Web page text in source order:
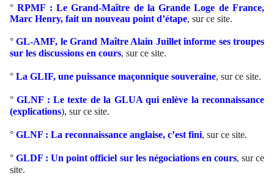
°RPMF : Le Grand-Maître de la Grande Loge de France,
Marc Henry, fait un nouveau point d’étape, sur ce site.
° GL-AMF, le Grand Maître Alain Juillet informe ses troupes
sur les discussions en cours, sur ce site.
° La GLIF, une puissance maçonnique souveraine, sur ce site.
° GLNF : Le texte de la GLUA qui enlève la reconnaissance
(explications), sur ce site.
° GLNF : La reconnaissance anglaise, c’est fini, sur ce site.
° GLDF : Un point officiel sur les négociations en cours, sur ce
site.